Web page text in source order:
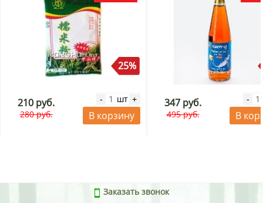
25%
210 руб.
280 руб.
- шт +
В корзину
347 руб.
495 руб.
-
В
Заказать звонок